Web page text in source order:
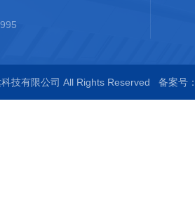
技有限公司 All Rights Reserved 备案号